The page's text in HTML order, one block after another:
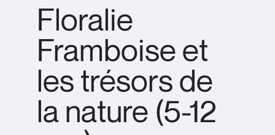
Floralie
Framboise et
les trésors de
la nature (5-12